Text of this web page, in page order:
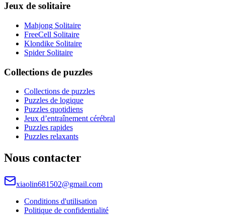
Jeux de solitaire
Mahjong Solitaire
FreeCell Solitaire
Klondike Solitaire
Spider Solitaire
Collections de puzzles
Collections de puzzles
Puzzles de logique
Puzzles quotidiens
Jeux d’entraînement cérébral
Puzzles rapides
Puzzles relaxants
Nous contacter
xiaolin681502@gmail.com
Conditions d'utilisation
Politique de confidentialité